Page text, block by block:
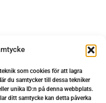
som cookies för att lagra
du samtycker till dessa tekniker
unika ID:n på denna webbplats.
ditt samtycke kan detta påverka